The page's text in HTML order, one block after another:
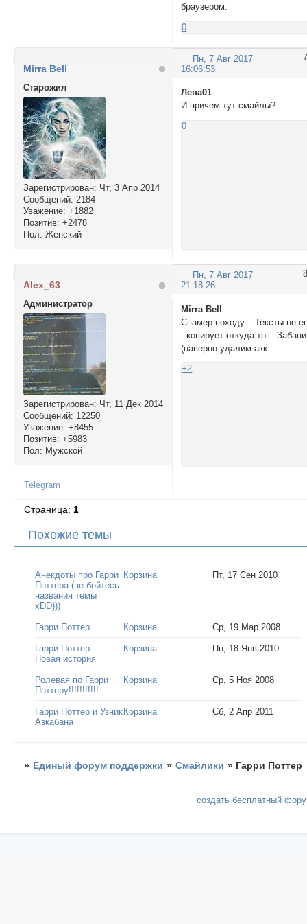
браузером.
0
7
Пн, 7 Авг 2017
16:06:53
Mirra Bell
Cтарожил
Зарегистрирован: Чт, 3 Апр 2014
Сообщений: 2184
Уважение: +1882
Позитив: +2478
Пол: Женский
Лена01
И причем тут смайлы?
0
8
Пн, 7 Авг 2017
21:18:26
Alex_63
Администратор
Зарегистрирован: Чт, 11 Дек 2014
Сообщений: 12250
Уважение: +8455
Позитив: +5983
Пол: Мужской
Mirra Bell
Спамер походу... Тексты не
- копирует откуда-то...
(наверно удалим акк
+2
Telegram
Страница: 1
Похожие темы
Анекдоты про Гарри
Поттера (не бойтесь
названия темы
xDD)))
Корзина Пт, 17 Сен 2010
Гарри Поттер Корзина Ср, 19 Мар 2008
Гарри Поттер -
Новая история
Корзина Пн, 18 Янв 2010
Ролевая по Гарри
Поттеру!!!!!!!!!!!
Корзина Ср, 5 Ноя 2008
Гарри Поттер и Узник
Азкабана
Корзина Сб, 2 Апр 2011
» Единый форум поддержки » Смайлики » Гарри Поттер
создать бесплатный